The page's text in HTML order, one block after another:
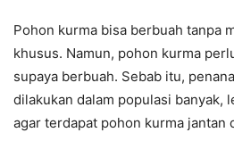
Pohon kurma bisa berbuah tanpa
khusus. Namun, pohon kurma
supaya berbuah. Sebab itu,
dilakukan dalam populasi banyak,
agar terdapat pohon kurma jantan